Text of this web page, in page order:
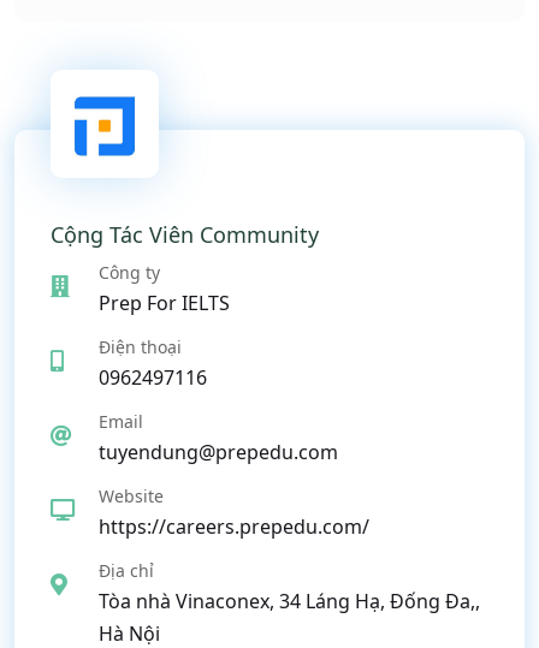
Cộng Tác Viên Community
Công ty
Prep For IELTS
Điện thoại
0962497116
Email
tuyendung@prepedu.com
Website
https://careers.prepedu.com/
Địa chỉ
Tòa nhà Vinaconex, 34 Láng Hạ, Đống Đa,,
Hà Nội